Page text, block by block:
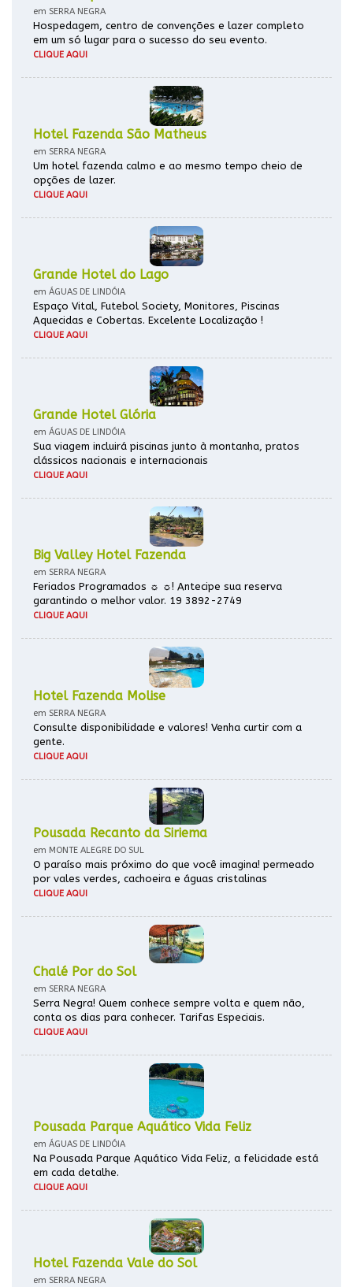
em SERRA NEGRA
Hospedagem, centro de convenções e lazer completo
em um só lugar para o sucesso do seu evento.
CLIQUE AQUI
Hotel Fazenda São Matheus
em SERRA NEGRA
Um hotel fazenda calmo e ao mesmo tempo cheio de
opções de lazer.
CLIQUE AQUI
Grande Hotel do Lago
em ÁGUAS DE LINDÓIA
Espaço Vital, Futebol Society, Monitores, Piscinas
Aquecidas e Cobertas. Excelente Localização !
CLIQUE AQUI
Grande Hotel Glória
em ÁGUAS DE LINDÓIA
Sua viagem incluirá piscinas junto à montanha, pratos
clássicos nacionais e internacionais
CLIQUE AQUI
Big Valley Hotel Fazenda
em SERRA NEGRA
Feriados Programados ☼ ☼! Antecipe sua reserva
garantindo o melhor valor. 19 3892-2749
CLIQUE AQUI
Hotel Fazenda Molise
em SERRA NEGRA
Consulte disponibilidade e valores! Venha curtir com a
gente.
CLIQUE AQUI
Pousada Recanto da Siriema
em MONTE ALEGRE DO SUL
O paraíso mais próximo do que você imagina! permeado
por vales verdes, cachoeira e águas cristalinas
CLIQUE AQUI
Chalé Por do Sol
em SERRA NEGRA
Serra Negra! Quem conhece sempre volta e quem não,
conta os dias para conhecer. Tarifas Especiais.
CLIQUE AQUI
Pousada Parque Aquático Vida Feliz
em ÁGUAS DE LINDÓIA
Na Pousada Parque Aquático Vida Feliz, a felicidade está
em cada detalhe.
CLIQUE AQUI
Hotel Fazenda Vale do Sol
em SERRA NEGRA